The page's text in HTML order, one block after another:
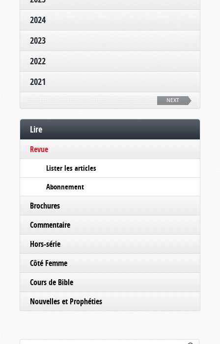
2024
2023
2022
2021
NEXT
Lire
Revue
Lister les articles
Abonnement
Brochures
Commentaire
Hors-série
Côté Femme
Cours de Bible
Nouvelles et Prophéties